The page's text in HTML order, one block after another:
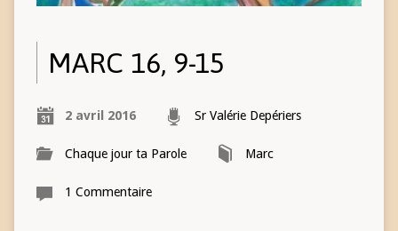
MARC 16, 9-15
2 avril 2016 Sr Valérie Depériers
Chaque jour ta Parole Marc
1 Commentaire